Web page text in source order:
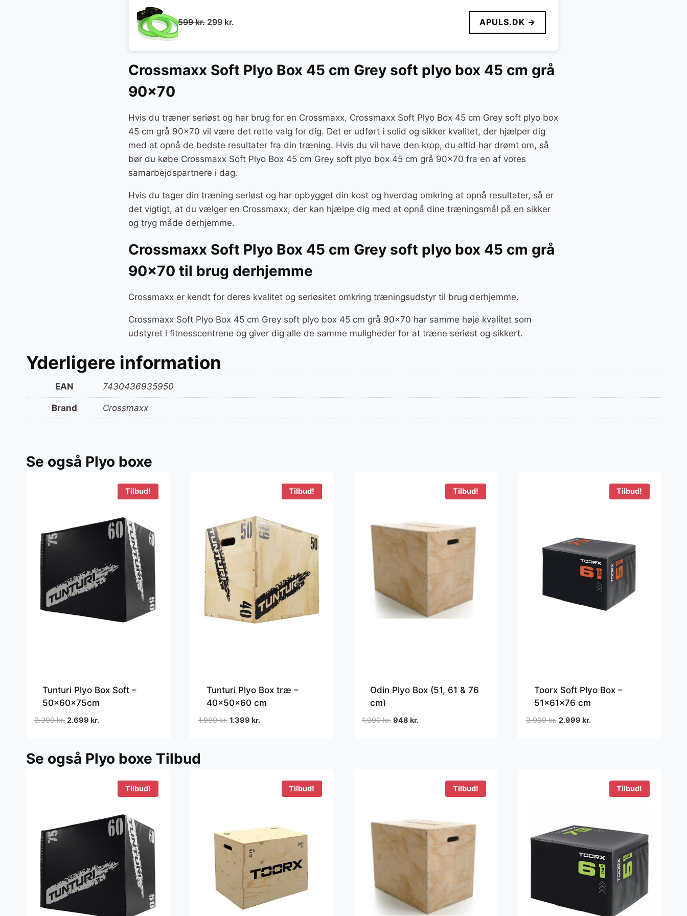
599kr. Den
599 kr..
299 kr.
299 kr..
APULS.DK →
Crossmaxx Soft Plyo Box 45 cm Grey soft plyo box 45 cm grå
90×70
Hvis du træner seriøst og har brug for en Crossmaxx, Crossmaxx Soft Plyo Box 45 cm Grey soft plyo box
45 cm grå 90×70 vil være det rette valg for dig. Det er udført i solid og sikker kvalitet, der hjælper dig
med at opnå de bedste resultater fra din træning. Hvis du vil have den krop, du altid har drømt om, så
bør du købe Crossmaxx Soft Plyo Box 45 cm Grey soft plyo box 45 cm grå 90×70 fra en af vores
samarbejdspartnere i dag.
Hvis du tager din træning seriøst og har opbygget din kost og hverdag omkring at opnå resultater, så er
det vigtigt, at du vælger en Crossmaxx, der kan hjælpe dig med at opnå dine træningsmål på en sikker
og tryg måde derhjemme.
Crossmaxx Soft Plyo Box 45 cm Grey soft plyo box 45 cm grå
90×70 til brug derhjemme
Crossmaxx er kendt for deres kvalitet og seriøsitet omkring træningsudstyr til brug derhjemme.
Crossmaxx Soft Plyo Box 45 cm Grey soft plyo box 45 cm grå 90×70 har samme høje kvalitet som
udstyret i fitnesscentrene og giver dig alle de samme muligheder for at træne seriøst og sikkert.
Yderligere information
EAN 7430436935950
Brand Crossmaxx
Se også Plyo boxe
Tilbud!
Tunturi Plyo Box Soft –
50x60x75cm
3.399kr. Den
var:
3.399 kr..
2.699 kr.Den
er:
2.699 kr..
Tilbud!
Tunturi Plyo Box træ –
40x50x60 cm
1.999kr. Den
1.399 kr.Den
Tilbud!
Odin Plyo Box (51, 61 & 76
cm)
1.900kr. Den
948 kr.Den
Tilbud!
Toorx Soft Plyo Box –
51x61x76 cm
3.999kr. Den
2.999 kr.Den
Se også Plyo boxe Tilbud
Tilbud! Tilbud! Tilbud! Tilbud!